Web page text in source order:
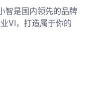
智是国内领先的品牌
VI，打造属于你的